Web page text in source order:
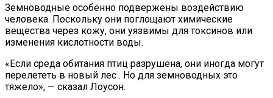
Земноводные особенно подвержены воздействию
человека. Поскольку они поглощают химические
вещества через кожу, они уязвимы для токсинов или
изменения кислотности воды.
«Если среда обитания птиц разрушена, они иногда могут
перелететь в новый лес . Но для земноводных это
тяжело», — сказал Лоусон.